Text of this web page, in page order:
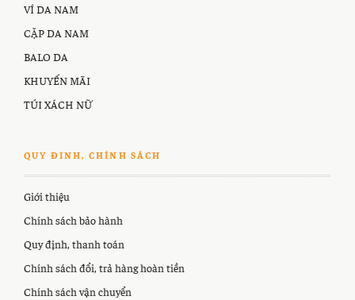
VÍ DA NAM
CẶP DA NAM
BALO DA
KHUYẾN MÃI
TÚI XÁCH NỮ
QUY ĐINH, CHÍNH SÁCH
Giới thiệu
Chính sách bảo hành
Quy định, thanh toán
Chính sách đổi, trả hàng hoàn tiền
Chính sách vận chuyển